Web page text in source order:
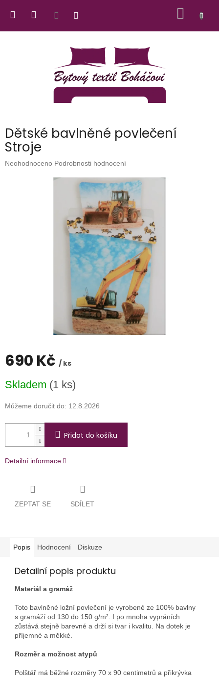
Dětské bavlněné povlečení
Stroje
Průměrné
Neohodnoceno Podrobnosti hodnocení
690 Kč / ks
cena:
Skladem (1 ks)
Můžeme doručit do: 12.8.2026
Přidat do košíku
Detailní informace
ZEPTAT SE SDÍLET
Popis Hodnocení Diskuze
Detailní popis produktu
Materiál a gramáž
Toto bavlněné ložní povlečení je vyrobené ze 100% bavlny
s gramáží od 130 do 150 g/m². I po mnoha vypráních
zůstává stejně barevné a drží si tvar i kvalitu. Na dotek je
příjemné a měkké.
Rozměr a možnost atypů
Polštář má běžné rozměry 70 x 90 centimetrů a přikrývka